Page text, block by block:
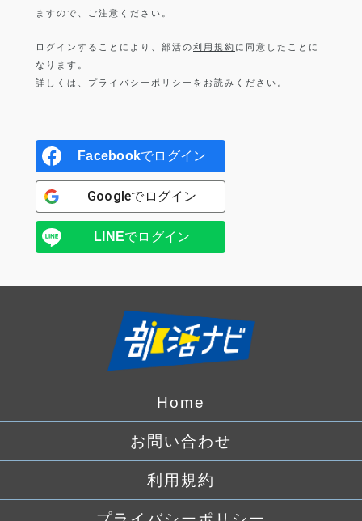
ますので、ご注意ください。
ログインすることにより、部活の利用規約 に同意したことに
なります。
詳しくは、 プライバシーポリシー をお読みください。
Facebookでログイン
Googleでログイン
LINEでログイン
Home
お問い合わせ
利用規約